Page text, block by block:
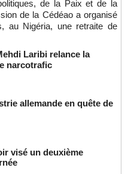
de la Paix et de la
de la Cédéao a organisé
au Nigéria, une retraite de
Laribi relance la
narcotrafic
allemande en quête de
visé un deuxième